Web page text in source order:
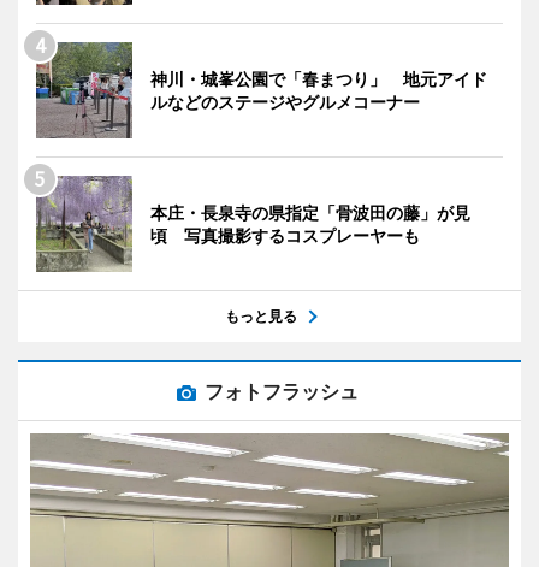
神川・城峯公園で「春まつり」 地元アイド
ルなどのステージやグルメコーナー
本庄・長泉寺の県指定「骨波田の藤」が見
頃 写真撮影するコスプレーヤーも
もっと見る
フォトフラッシュ